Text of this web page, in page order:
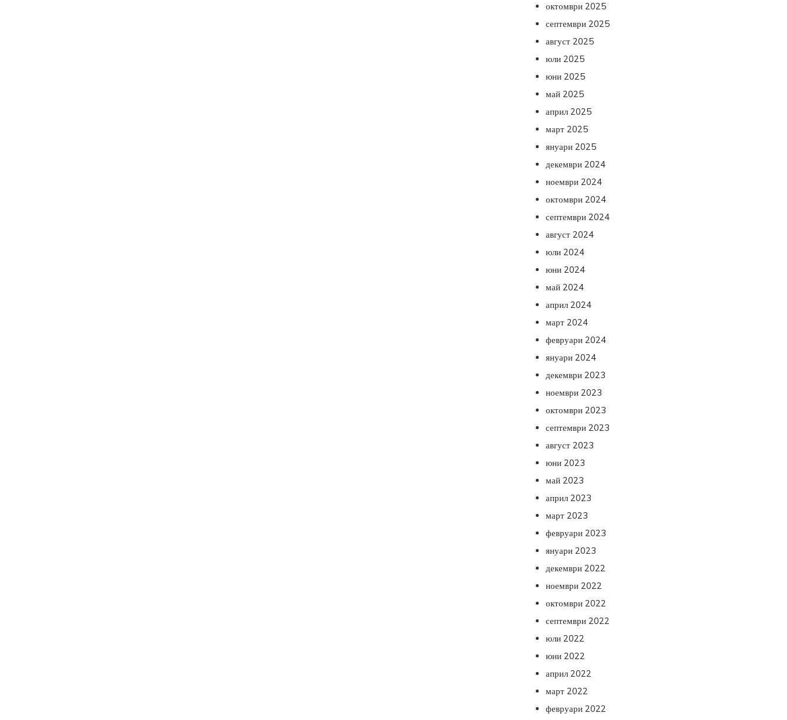
октомври 2025
септември 2025
август 2025
юли 2025
юни 2025
май 2025
април 2025
март 2025
януари 2025
декември 2024
ноември 2024
октомври 2024
септември 2024
август 2024
юли 2024
юни 2024
май 2024
април 2024
март 2024
февруари 2024
януари 2024
декември 2023
ноември 2023
октомври 2023
септември 2023
август 2023
юни 2023
май 2023
април 2023
март 2023
февруари 2023
януари 2023
декември 2022
ноември 2022
октомври 2022
септември 2022
юли 2022
юни 2022
април 2022
март 2022
февруари 2022